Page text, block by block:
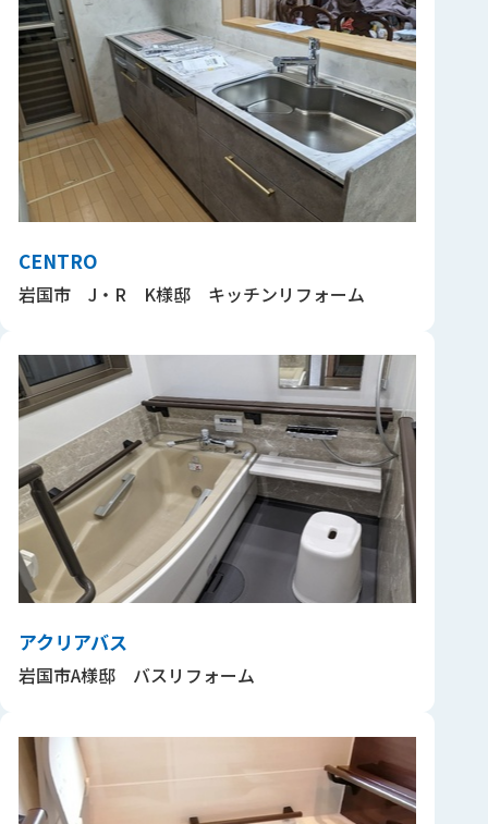
CENTRO
岩国市 J・R K様邸 キッチンリフォーム
アクリアバス
岩国市A様邸 バスリフォーム